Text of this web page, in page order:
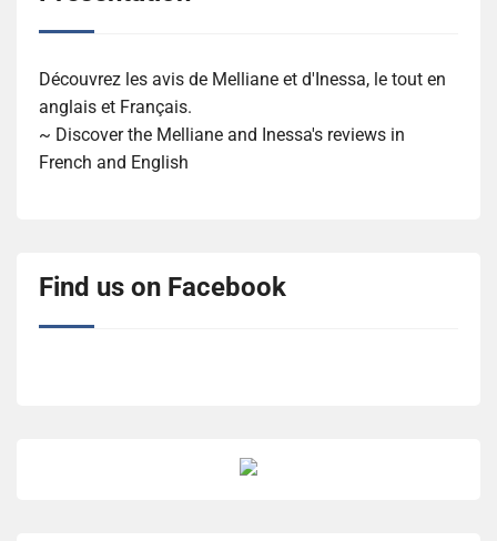
Découvrez les avis de Melliane et d'Inessa, le tout en
anglais et Français.
~ Discover the Melliane and Inessa's reviews in
French and English
Find us on Facebook